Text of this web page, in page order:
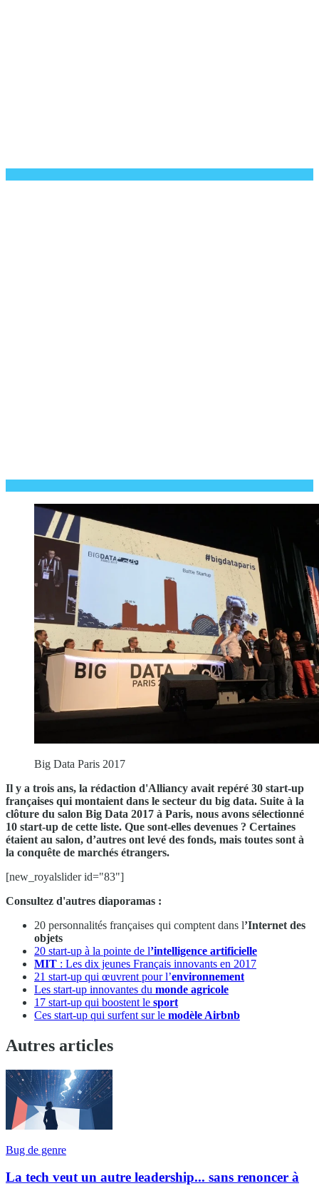
Big Data Paris 2017
Il y a trois ans, la rédaction d'Alliancy avait repéré 30 start-up
françaises qui montaient dans le secteur du big data. Suite à la
clôture du salon Big Data 2017 à Paris, nous avons sélectionné
10 start-up de cette liste. Que sont-elles devenues ? Certaines
étaient au salon, d’autres ont levé des fonds, mais toutes sont à
la conquête de marchés étrangers.
[new_royalslider id="83"]
Consultez d'autres diaporamas :
20 personnalités françaises qui comptent dans l’Internet des
objets
20 start-up à la pointe de l’intelligence artificielle
MIT : Les dix jeunes Français innovants en 2017
21 start-up qui œuvrent pour l’environnement
Les start-up innovantes du monde agricole
17 start-up qui boostent le sport
Ces start-up qui surfent sur le modèle Airbnb
Autres articles
Bug de genre
La tech veut un autre leadership... sans renoncer à